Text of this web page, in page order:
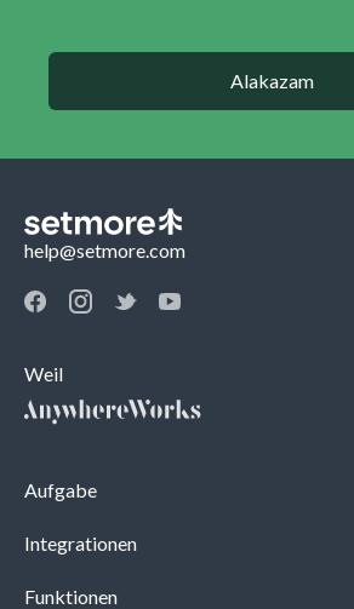
Alakazam
help@setmore.com
Weil
Aufgabe
Integrationen
Funktionen